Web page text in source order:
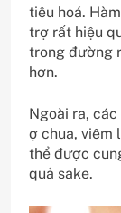
tiêu hoá.
trợ rất hiệu
trong đường
hơn.
Ngoài ra,
ợ chua, viêm
thể được
quả sake.